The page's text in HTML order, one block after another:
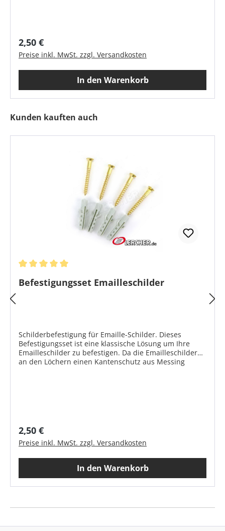
Lieferumfang: Set mit je 4 Schrauben und Dübeln
Regulärer Preis:
2,50 €
Preise inkl. MwSt. zzgl. Versandkosten
In den Warenkorb
Produktgalerie überspringen
Kunden kauften auch
Befestigungsset Emailleschilder
Schilderbefestigung für Emaille-Schilder. Dieses
Befestigungsset ist eine klassische Lösung um Ihre
Emailleschilder zu befestigen. Da die Emailleschilder
an den Löchern einen Kantenschutz aus Messing
Lieferumfang: Set mit je 4 Schrauben und Dübeln
Regulärer Preis:
2,50 €
Preise inkl. MwSt. zzgl. Versandkosten
In den Warenkorb